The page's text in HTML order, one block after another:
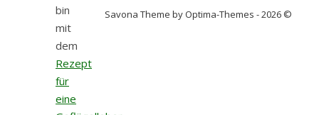
bin
mit
dem
Rezept
für
eine
Savona Theme by Optima-Themes - 2026 ©